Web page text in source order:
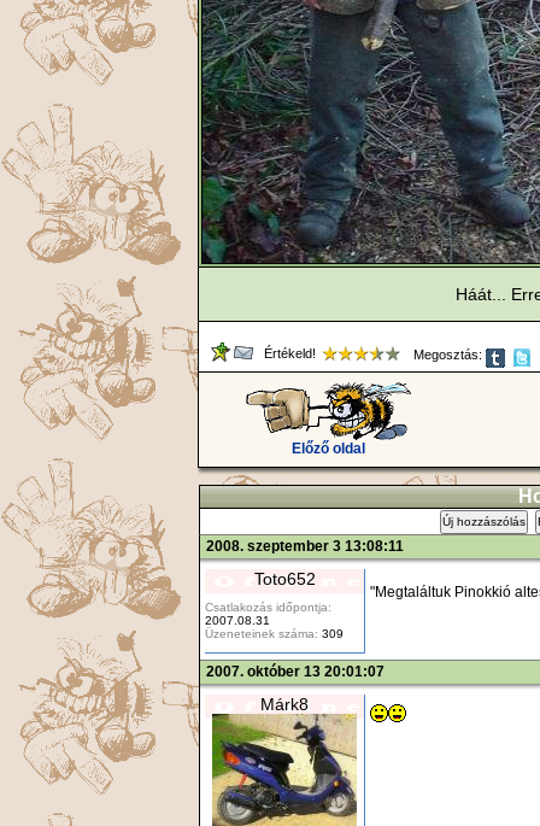
Háát...
Értékeld! Megosztás:
Előző oldal
Új hozzászólás
2008. szeptember 3 13:08:11
Toto652
Csatlakozás időpontja:
2007.08.31
Üzeneteinek száma: 309
"Megtaláltuk Pinokkió
2007. október 13 20:01:07
Márk8